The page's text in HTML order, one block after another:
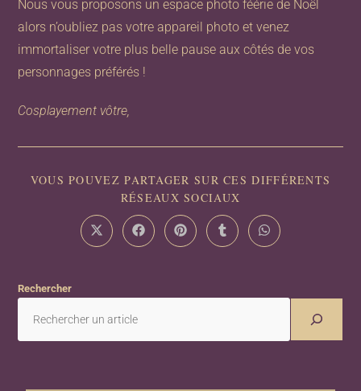
Nous vous proposons un espace photo féérie de Noël
alors n’oubliez pas votre appareil photo et venez
immortaliser votre plus belle pause aux côtés de vos
personnages préférés !
Cosplayement vôtre,
VOUS POUVEZ PARTAGER SUR CES DIFFÉRENTS
RÉSEAUX SOCIAUX
Rechercher